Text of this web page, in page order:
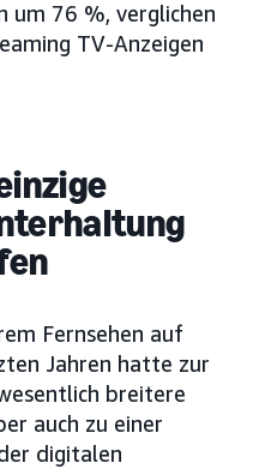
um 76 %, verglichen
TV-Anzeigen
Fernsehen auf
Jahren hatte zur
breitere
auch zu einer
digitalen